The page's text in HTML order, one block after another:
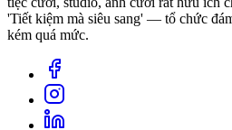
'Tiết kiệm mà siêu sang' — tổ chức
kém quá mức.